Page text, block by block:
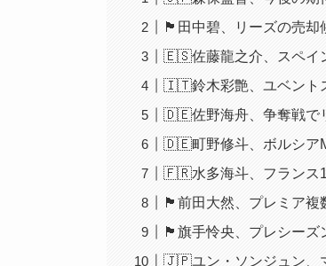
🏴󠁧󠁢󠁥󠁮󠁧󠁿田中碧、リーズの売
🇪🇸佐藤龍之介、スペイ
🇮🇹鈴木彩艶、ユベント
🇩🇪佐野海舟、争奪戦で
🇩🇪町野修斗、ボルシア
🇫🇷水多海斗、フランス
🏴󠁧󠁢󠁳󠁣󠁴󠁿前田大然、プレミア
🏴󠁧󠁢󠁳󠁣󠁴󠁿旗手怜央、プレシー
🇯🇵ユン・ソンジュン、